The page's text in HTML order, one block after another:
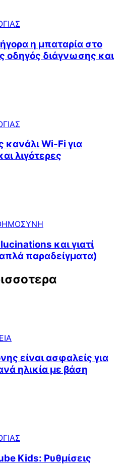
η μπαταρία στο
οδηγός διάγνωσης και
κανάλι Wi-Fi για
λιγότερες
και γιατί
παραδείγματα)
είναι ασφαλείς για
ηλικία με βάση
Kids: Ρυθμίσεις